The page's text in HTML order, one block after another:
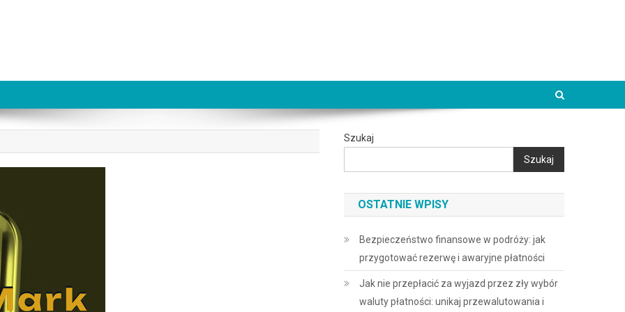
Szukaj
Szukaj
OSTATNIE WPISY
Bezpieczeństwo finansowe w podróży: jak
przygotować rezerwę i awaryjne płatności
Jak nie przepłacić za wyjazd przez zły wybór
waluty płatności: unikaj przewalutowania i